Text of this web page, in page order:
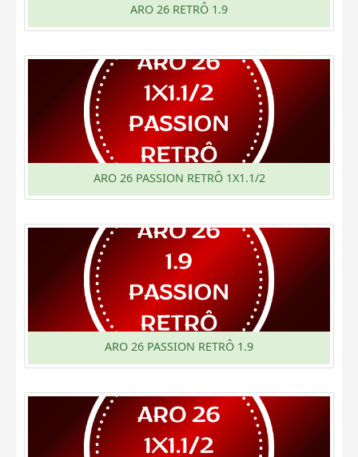
ARO 26 RETRÔ 1.9
ARO 26 PASSION RETRÔ 1X1.1/2
ARO 26 PASSION RETRÔ 1.9